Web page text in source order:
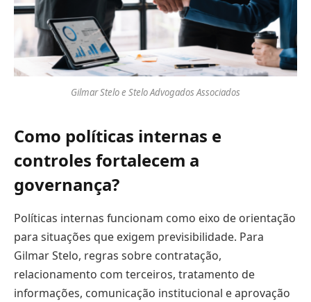
Gilmar Stelo e Stelo Advogados Associados
Como políticas internas e
controles fortalecem a
governança?
Políticas internas funcionam como eixo de orientação
para situações que exigem previsibilidade. Para
Gilmar Stelo, regras sobre contratação,
relacionamento com terceiros, tratamento de
informações, comunicação institucional e aprovação